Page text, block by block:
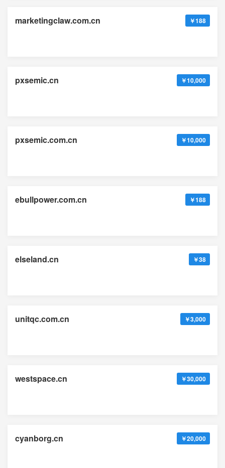
marketingclaw.com.cn ￥188
pxsemic.cn ￥10,000
pxsemic.com.cn ￥10,000
ebullpower.com.cn ￥188
elseland.cn ￥38
unitqc.com.cn ￥3,000
westspace.cn ￥30,000
cyanborg.cn ￥20,000